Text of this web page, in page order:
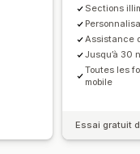
Sections
Assistance
Jusqu’à 30
Toutes les
mobile
Essai gratuit